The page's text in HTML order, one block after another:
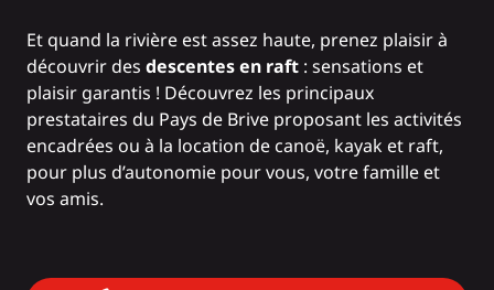
Et quand la rivière est assez haute, prenez plaisir à
découvrir des descentes en raft : sensations et
plaisir garantis ! Découvrez les principaux
prestataires du Pays de Brive proposant les activités
encadrées ou à la location de canoë, kayak et raft,
pour plus d’autonomie pour vous, votre famille et
vos amis.